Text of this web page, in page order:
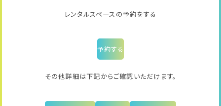
レンタルスペースの予約をする
予約する
その他詳細は下記からご確認いただけます。